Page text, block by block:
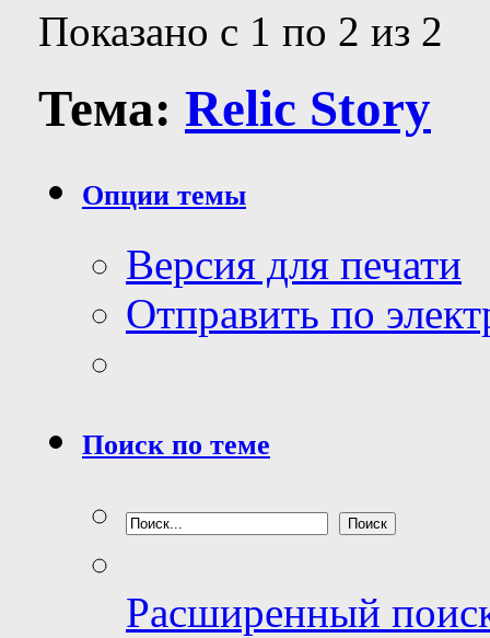
Показано с 1 по 2 из 2
Тема: Relic Story
Опции темы
Версия для печати
Отправить по
Поиск по теме
Расширенный